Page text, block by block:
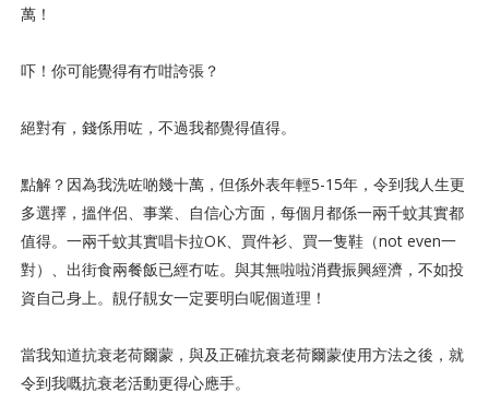
萬！
吓！你可能覺得有冇咁誇張？
絕對有，錢係用咗，不過我都覺得值得。
點解？因為我洗咗啲幾十萬，但係外表年輕5-15年，令到我人生更
多選擇，搵伴侶、事業、自信心方面，每個月都係一兩千蚊其實都
值得。一兩千蚊其實唱卡拉OK、買件衫、買一隻鞋（not even一
對）、出街食兩餐飯已經冇咗。與其無啦啦消費振興經濟，不如投
資自己身上。靚仔靚女一定要明白呢個道理！
當我知道抗衰老荷爾蒙，與及正確抗衰老荷爾蒙使用方法之後，就
令到我嘅抗衰老活動更得心應手。